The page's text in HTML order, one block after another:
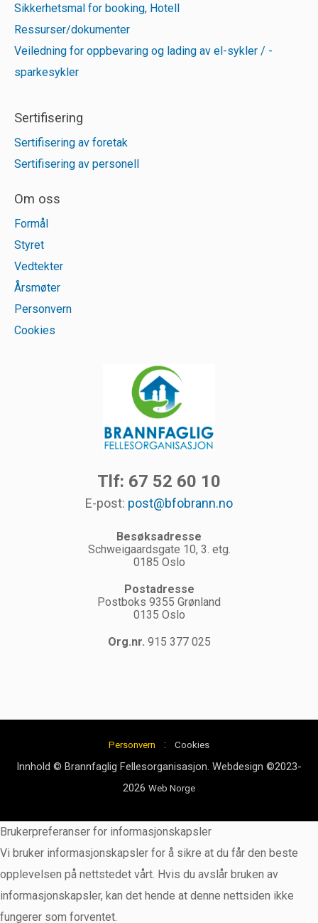
Sikkerhetsmal for booking, Hotell
Ressurser/dokumenter
Veiledning for oppbevaring og lading av el-sykler / -
sparkesykler
Sertifisering
Sertifisering av foretak
Sertifisering av personell
Om oss
Formål
Styret
Vedtekter
Årsmøter
Personvern
Cookies
Tlf: 67 52 60 10
E-post: post@bfobrann.no
Besøksadresse
Schweigaardsgate 10, 3. etg.
0185 Oslo
Postadresse
Postboks 9355 Grønland
0135 Oslo
Org.nr. 915 377 025
Personvern : Cookies
Innhold © Brannfaglig Fellesorganisasjon. Webdesign ©2023-
2026 Web Norge
Brukerpreferanser for informasjonskapsler
Vi bruker informasjonskapsler for å sikre at du får den beste
opplevelsen på nettstedet vårt. Hvis du avslår bruken av
informasjonskapsler, kan det hende at denne nettsiden ikke
fungerer som forventet.